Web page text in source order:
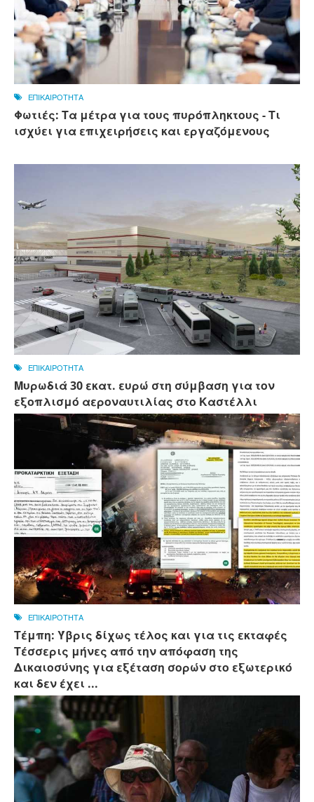
ΕΠΙΚΑΙΡΟΤΗΤΑ
Φωτιές: Τα μέτρα για τους πυρόπληκτους - Τι
ισχύει για επιχειρήσεις και εργαζόμενους
ΕΠΙΚΑΙΡΟΤΗΤΑ
Μυρωδιά 30 εκατ. ευρώ στη σύμβαση για τον
εξοπλισμό αεροναυτιλίας στο Καστέλλι
ΕΠΙΚΑΙΡΟΤΗΤΑ
Τέμπη: Ύβρις δίχως τέλος και για τις εκταφές
Τέσσερις μήνες από την απόφαση της
Δικαιοσύνης για εξέταση σορών στο εξωτερικό
και δεν έχει ...